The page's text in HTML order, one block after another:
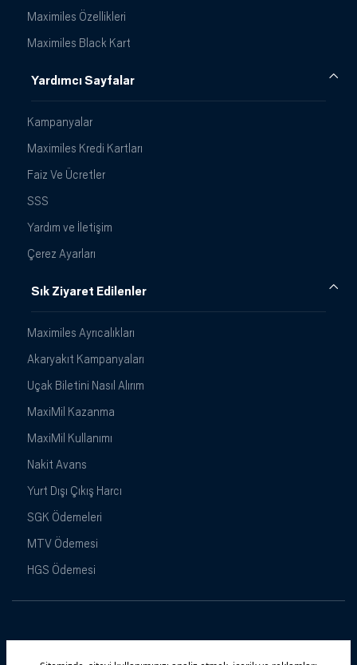
Maximiles Özellikleri
Maximiles Black Kart
Yardımcı Sayfalar
Kampanyalar
Maximiles Kredi Kartları
Faiz Ve Ücretler
SSS
Yardım ve İletişim
Çerez Ayarları
Sık Ziyaret Edilenler
Maximiles Ayrıcalıkları
Akaryakıt Kampanyaları
Uçak Biletini Nasıl Alırım
MaxiMil Kazanma
MaxiMil Kullanımı
Nakit Avans
Yurt Dışı Çıkış Harcı
SGK Ödemeleri
MTV Ödemesi
HGS Ödemesi
Maximiles Kampanyalar Yasal Uyarı Güvenlik